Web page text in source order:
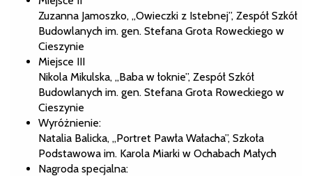
Zuzanna Jamoszko, „Owieczki z Istebnej”, Zespół Szkół
Budowlanych im. gen. Stefana Grota Roweckiego w
Cieszynie
Miejsce III
Nikola Mikulska, „Baba w łoknie”, Zespół Szkół
Budowlanych im. gen. Stefana Grota Roweckiego w
Cieszynie
Wyróżnienie:
Natalia Balicka, „Portret Pawła Wałacha”, Szkoła
Podstawowa im. Karola Miarki w Ochabach Małych
Nagroda specjalna: